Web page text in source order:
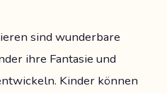
sind wunderbare
ihre Fantasie und
Kinder können